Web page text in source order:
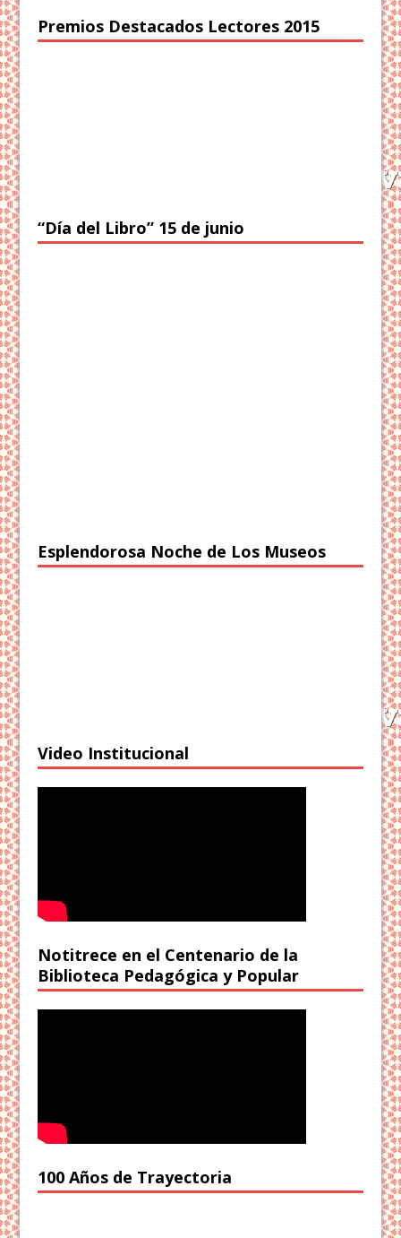
Premios Destacados Lectores 2015
“Día del Libro” 15 de junio
Esplendorosa Noche de Los Museos
Video Institucional
Notitrece en el Centenario de la
Biblioteca Pedagógica y Popular
100 Años de Trayectoria